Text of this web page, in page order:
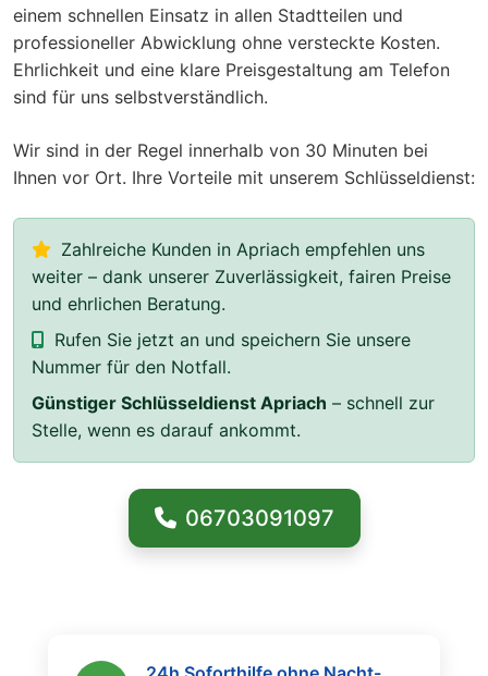
einem schnellen Einsatz in allen Stadtteilen und
professioneller Abwicklung ohne versteckte Kosten.
Ehrlichkeit und eine klare Preisgestaltung am Telefon
sind für uns selbstverständlich.
Wir sind in der Regel innerhalb von 30 Minuten bei
Ihnen vor Ort. Ihre Vorteile mit unserem Schlüsseldienst:
Zahlreiche Kunden in Apriach empfehlen uns
weiter – dank unserer Zuverlässigkeit, fairen Preise
und ehrlichen Beratung.
Rufen Sie jetzt an und speichern Sie unsere
Nummer für den Notfall.
Günstiger Schlüsseldienst Apriach – schnell zur
Stelle, wenn es darauf ankommt.
06703091097